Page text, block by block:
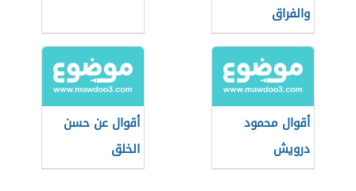
والفراق
أقوال محمود
درويش
أقوال عن حسن
الخلق